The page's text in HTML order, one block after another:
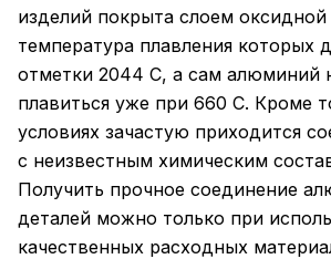
изделий покрыта слоем оксидной
температура плавления которых
отметки 2044 С, а сам алюминий
плавиться уже при 660 С. Кроме
условиях зачастую приходится
с неизвестным химическим
Получить прочное соединение
деталей можно только при
качественных расходных